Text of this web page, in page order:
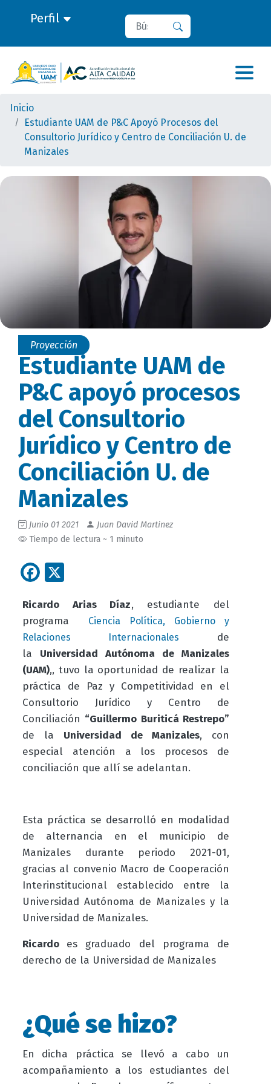
Perfil Buscar
Inicio
Estudiante UAM de P&C Apoyó Procesos del
Consultorio Jurídico y Centro de Conciliación U. de
Manizales
Proyección
Estudiante UAM de
P&C apoyó procesos
del Consultorio
Jurídico y Centro de
Conciliación U. de
Manizales
Junio 01 2021
Juan David Martinez
Tiempo de lectura ~ 1 minuto
Facebook
Ricardo Arias Díaz, estudiante del
programa
Ciencia Política, Gobierno y
Relaciones Internacionales
de
la Universidad Autónoma de Manizales
(UAM),, tuvo la oportunidad de realizar la
práctica de Paz y Competitividad en el
Consultorio Jurídico y Centro de
Conciliación “Guillermo Buriticá Restrepo”
de la Universidad de Manizales, con
especial atención a los procesos de
conciliación que allí se adelantan.
Esta práctica se desarrolló en modalidad
de alternancia en el municipio de
Manizales durante periodo 2021-01,
gracias al convenio Macro de Cooperación
Interinstitucional establecido entre la
Universidad Autónoma de Manizales y la
Universidad de Manizales.
Ricardo es graduado del programa de
derecho de la Universidad de Manizales
¿Qué se hizo?
En dicha práctica se llevó a cabo un
acompañamiento a los estudiantes del